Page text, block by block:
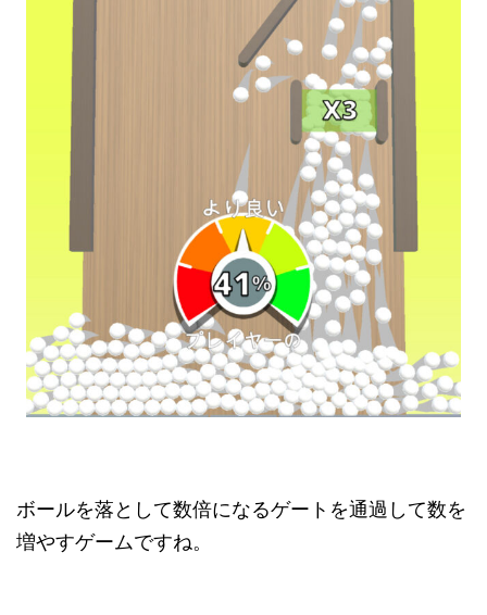
ボールを落として数倍になるゲートを通過して数を
増やすゲームですね。